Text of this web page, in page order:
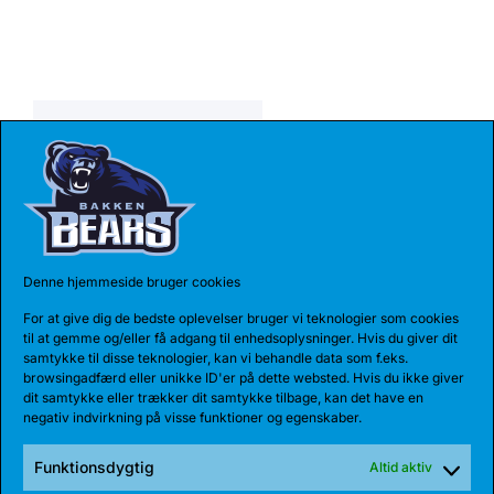
Denne hjemmeside bruger cookies
For at give dig de bedste oplevelser bruger vi teknologier som cookies
til at gemme og/eller få adgang til enhedsoplysninger. Hvis du giver dit
samtykke til disse teknologier, kan vi behandle data som f.eks.
browsingadfærd eller unikke ID'er på dette websted. Hvis du ikke giver
dit samtykke eller trækker dit samtykke tilbage, kan det have en
negativ indvirkning på visse funktioner og egenskaber.
Funktionsdygtig Altid aktiv
SENESTE NYHEDER